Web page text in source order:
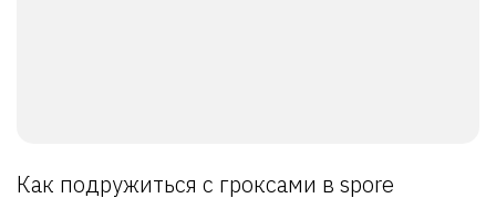
Как подружиться с гроксами в spore